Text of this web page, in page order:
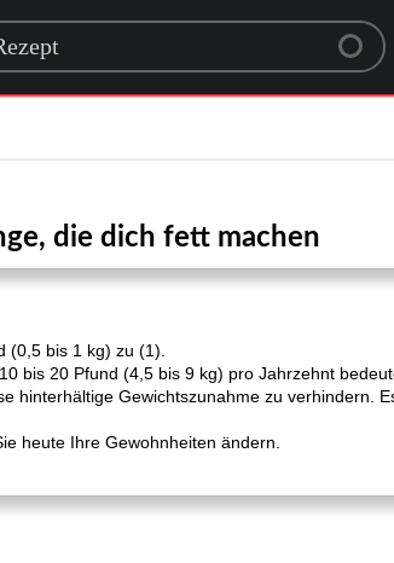
die dich fett machen
(0,5 bis 1 kg) zu (1).
bis 20 Pfund (4,5 bis 9 kg) pro Jahrzehnt
hinterhältige Gewichtszunahme zu verhindern.
heute Ihre Gewohnheiten ändern.